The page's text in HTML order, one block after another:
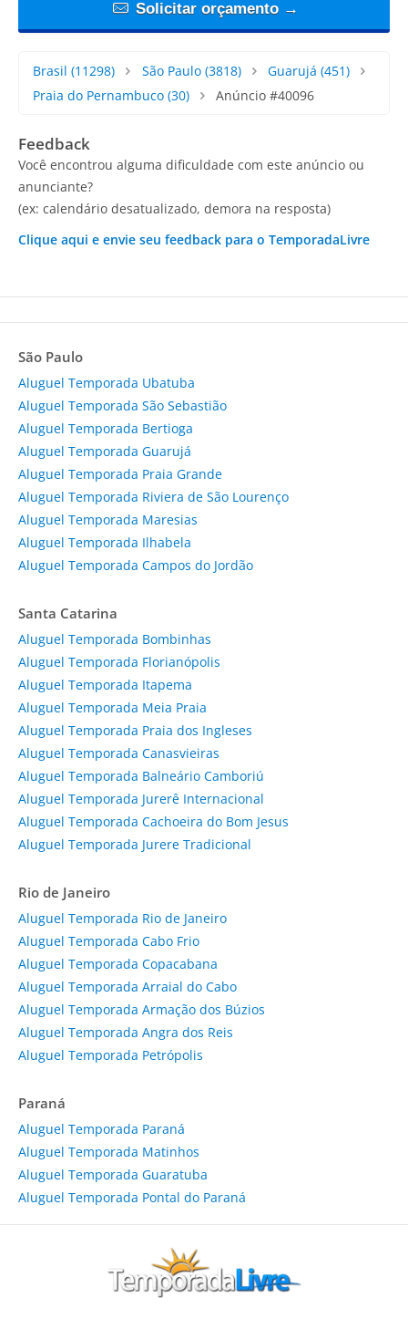
Solicitar orçamento →
Brasil (11298) São Paulo(3818) Guarujá (451)
Praia do Pernambuco (30) Anúncio #40096
Feedback
Você encontrou alguma dificuldade com este anúncio ou
anunciante?
(ex: calendário desatualizado, demora na resposta)
Clique aqui e envie seu feedback para o TemporadaLivre
São Paulo
Aluguel Temporada Ubatuba
Aluguel Temporada São Sebastião
Aluguel Temporada Bertioga
Aluguel Temporada Guarujá
Aluguel Temporada Praia Grande
Aluguel Temporada Riviera de São Lourenço
Aluguel Temporada Maresias
Aluguel Temporada Ilhabela
Aluguel Temporada Campos do Jordão
Santa Catarina
Aluguel Temporada Bombinhas
Aluguel Temporada Florianópolis
Aluguel Temporada Itapema
Aluguel Temporada Meia Praia
Aluguel Temporada Praia dos Ingleses
Aluguel Temporada Canasvieiras
Aluguel Temporada Balneário Camboriú
Aluguel Temporada Jurerê Internacional
Aluguel Temporada Cachoeira do Bom Jesus
Aluguel Temporada Jurere Tradicional
Rio de Janeiro
Aluguel Temporada Rio de Janeiro
Aluguel Temporada Cabo Frio
Aluguel Temporada Copacabana
Aluguel Temporada Arraial do Cabo
Aluguel Temporada Armação dos Búzios
Aluguel Temporada Angra dos Reis
Aluguel Temporada Petrópolis
Paraná
Aluguel Temporada Paraná
Aluguel Temporada Matinhos
Aluguel Temporada Guaratuba
Aluguel Temporada Pontal do Paraná